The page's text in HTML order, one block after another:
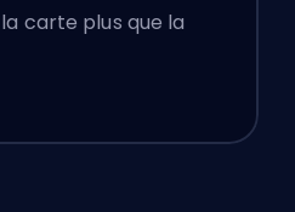
carte plus que la